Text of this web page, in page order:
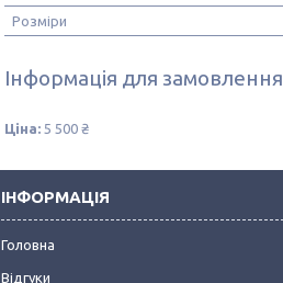
Розміри
Інформація для замовлення
Ціна: 5 500 ₴
ІНФОРМАЦІЯ
Головна
Відгуки